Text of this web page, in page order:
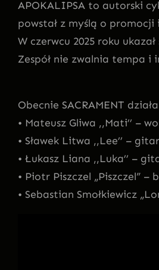
APOKALIPSA to autorski
powstał z myślą o
W czerwcu 2025 roku
Zespół nie zwalnia tempa i
Obecnie SACRAMENT
• Mateusz Gliwa ,,Mati’’ –
• Sławek Litwa ,,Lee’’ –
• Łukasz Liana ,,Luka’’ –
• Piotr Piszczel „Piszczel” –
• Sebastian Smołkiewicz